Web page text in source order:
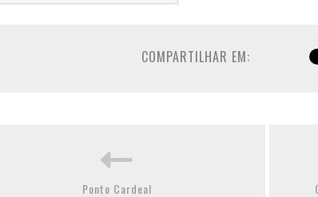
COMPARTILHAR EM:
Ponto Cardeal